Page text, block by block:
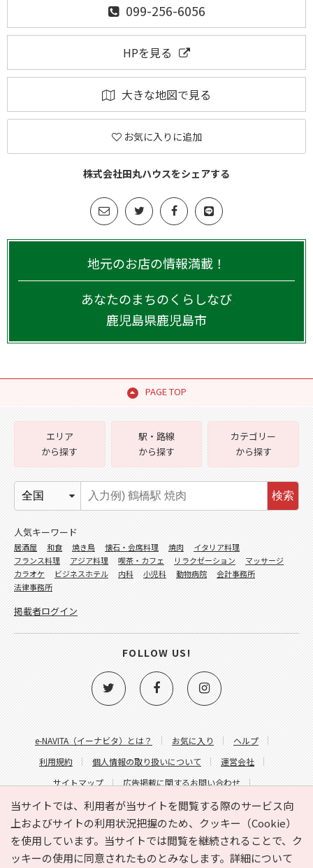
099-256-6056
HPを見る
大きな地図で見る
お気に入りに追加
株式会社田丸ハウスをシェアする
地元のお店の情報満載！
あなたのまちのくらしなび
鹿児島県鹿児島市
PAGE TOP
当サイトでは、利用者が当サイトを閲覧する際のサービス向
上およびサイトの利用状況把握のため、クッキー（Cookie）
を使用しています。当サイトでは閲覧を継続されることで、ク
ッキーの使用に同意されたものとみなします。詳細について
e-NAVITA（イーナビタ）とは？ お気に入り
ヘルプ
利用規約
個人情報の取り扱いについて
運営会社
サイトマップ
広告掲載に関するお問い合わせ
サイトの内容に関するお問い合わせ
エリア
から探す
駅・路線
から探す
カテゴリー
から探す
検索
人気キーワード
居酒屋 和食 焼き鳥 懐石・会席料理 焼肉
イタリア料理
フランス料理
アジア料理 喫茶・カフェ リラクゼーション
マッサージ
カラオケ
ビジネスホテル 内科 小児科 動物病院
会計事務所
法律事務所
掲載者ログイン
FOLLOW US!